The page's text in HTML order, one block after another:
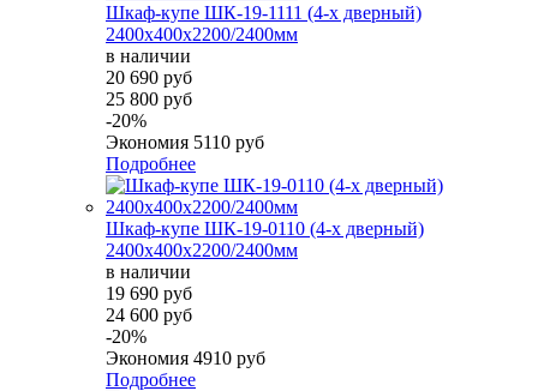
Шкаф-купе ШК-19-1111 (4-х дверный)
2400х400х2200/2400мм
в наличии
20 690 руб
25 800 руб
-20%
Экономия 5110 руб
Подробнее
Шкаф-купе ШК-19-0110 (4-х дверный)
2400х400х2200/2400мм
в наличии
19 690 руб
24 600 руб
-20%
Экономия 4910 руб
Подробнее